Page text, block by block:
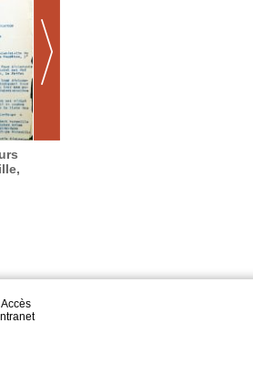
Accès
Intranet